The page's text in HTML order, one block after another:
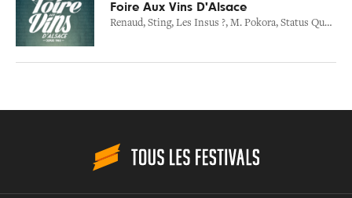
Foire Aux Vins D'Alsace
Renaud, Sting, Les Insus ?, M. Pokora, Status Quo ,